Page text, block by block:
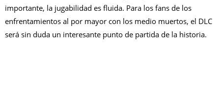
importante, la jugabilidad es fluida. Para los fans de los
enfrentamientos al por mayor con los medio muertos, el DLC
será sin duda un interesante punto de partida de la historia.